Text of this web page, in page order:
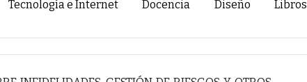
Tecnología e Internet Docencia Diseño Libros